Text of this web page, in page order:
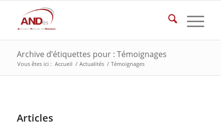
Archive d’étiquettes pour : Témoignages
Vous êtes ici : Accueil / Actualités / Témoignages
Articles